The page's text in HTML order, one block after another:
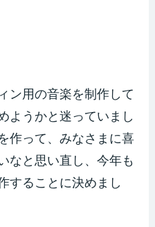
ン用の音楽を制作して
ようかと迷っていまし
作って、みなさまに喜
なと思い直し、今年も
することに決めまし